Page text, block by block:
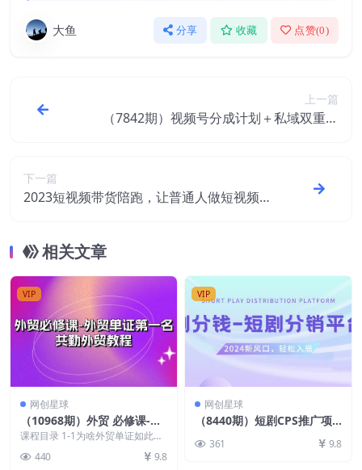
大鱼 分享 收藏 点赞(0)
上一篇
（7842期）视频号分成计划＋私域双重变
下一篇
2023短视频带货陪跑，让普通人做短视频带
相关文章
VIP
网创星球
（10968期）外贸 必修课-外
贸单证第一名-共勤外贸教程
（22节课）
课程目录 1-1为啥外贸单证如此重
箱单发...
440 9.8
VIP
网创星球
（8440期）短剧CPS推广项
可挂载, 可以一起赚钱
361 9.8